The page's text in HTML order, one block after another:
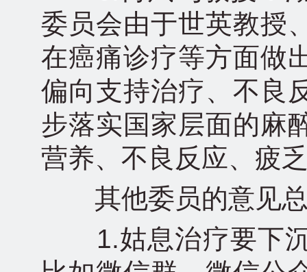
委员会由于世英教授
在癌痛诊疗等方面做
偏向支持治疗、不良
步落实国家层面的麻
营养、不良反应、疲
其他委员的意见总
1.姑息治疗要下沉